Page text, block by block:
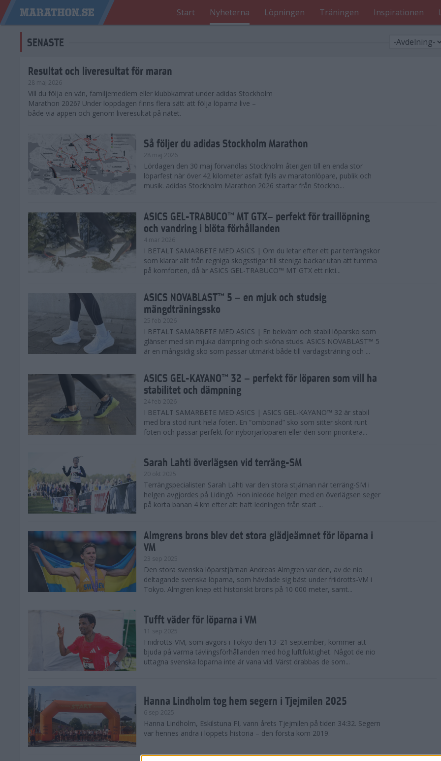
Start Nyheterna Löpningen Träningen Inspirationen
SENASTE
Resultat och liveresultat för maran
28 maj 2026
​Vill du följa en vän, familjemedlem eller klubbkamrat under adidas Stockholm
Marathon 2026? Under loppdagen finns flera sätt att följa löparna live –
både via appen och genom liveresultat på nätet.
Så följer du adidas Stockholm Marathon
28 maj 2026
Lördagen den 30 maj förvandlas Stockholm återigen till en enda stor
löparfest när över 42 kilometer asfalt fylls av maratonlöpare, publik och
musik. adidas Stockholm Marathon 2026 startar från Stockho...
ASICS GEL-TRABUCO™ MT GTX– perfekt för traillöpning
och vandring i blöta förhållanden
4 mar 2026
I BETALT SAMARBETE MED ASICS | Om du letar efter ett par terrängskor
som klarar allt från regniga skogsstigar till steniga backar utan att tumma
på komforten, då är ASICS GEL-TRABUCO™ MT GTX ett rikti...
ASICS NOVABLAST™ 5 – en mjuk och studsig
mängdträningssko
25 feb 2026
I BETALT SAMARBETE MED ASICS | En bekväm och stabil löparsko som
glänser med sin mjuka dämpning och sköna studs. ASICS NOVABLAST™ 5
är en mångsidig sko som passar utmärkt både till vardagsträning och ...
ASICS GEL-KAYANO™ 32 – perfekt för löparen som vill ha
stabilitet och dämpning
24 feb 2026
I BETALT SAMARBETE MED ASICS | ASICS GEL-KAYANO™ 32 är stabil
med bra stöd runt hela foten. En ”ombonad” sko som sitter skönt runt
foten och passar perfekt för nybörjarlöparen eller den som prioritera...
Sarah Lahti överlägsen vid terräng-SM
20 okt 2025
Terrängspecialisten Sarah Lahti var den stora stjärnan när terräng-SM i
helgen avgjordes på Lidingö. Hon inledde helgen med en överlägsen seger
på korta banan 4 km efter att haft ledningen från start ...
Almgrens brons blev det stora glädjeämnet för löparna i
VM
23 sep 2025
Den stora svenska löparstjärnan Andreas Almgren var den, av de nio
deltagande svenska löparna, som hävdade sig bäst under friidrotts-VM i
Tokyo. Almgren knep ett historiskt brons på 10 000 meter, samt...
Tufft väder för löparna i VM
11 sep 2025
Friidrotts-VM, som avgörs i Tokyo den 13–21 september, kommer att
bjuda på varma tävlingsförhållanden med hög luftfuktighet. Något de nio
uttagna svenska löparna inte är vana vid. Värst drabbas de som...
Hanna Lindholm tog hem segern i Tjejmilen 2025
6 sep 2025
Hanna Lindholm, Eskilstuna FI, vann årets Tjejmilen på tiden 34:32. Segern
var hennes andra i loppets historia – den första kom 2019.